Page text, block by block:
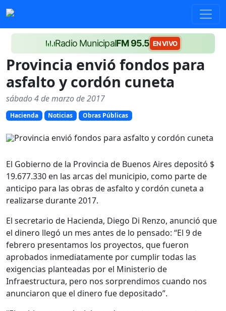
Radio MunicipalFM 95.5 EN VIVO
Provincia envió fondos para
asfalto y cordón cuneta
sábado 4 de marzo de 2017
Hacienda Noticias Obras Públicas
El Gobierno de la Provincia de Buenos Aires depositó $
19.677.330 en las arcas del municipio, como parte de
anticipo para las obras de asfalto y cordón cuneta a
realizarse durante 2017.
El secretario de Hacienda, Diego Di Renzo, anunció que
el dinero llegó un mes antes de lo pensado: “El 9 de
febrero presentamos los proyectos, que fueron
aprobados inmediatamente por cumplir todas las
exigencias planteadas por el Ministerio de
Infraestructura, pero nos sorprendimos cuando nos
anunciaron que el dinero fue depositado”.